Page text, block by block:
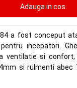
84 a fost conceput
incepatori.
ventilatie si confort,
si rulmenti abec